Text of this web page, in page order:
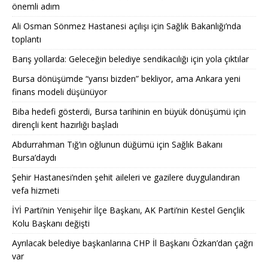
önemli adım
Ali Osman Sönmez Hastanesi açılışı için Sağlık Bakanlığı’nda
toplantı
Barış yollarda: Geleceğin belediye sendikacılığı için yola çıktılar
Bursa dönüşümde “yarısı bizden” bekliyor, ama Ankara yeni
finans modeli düşünüyor
Biba hedefi gösterdi, Bursa tarihinin en büyük dönüşümü için
dirençli kent hazırlığı başladı
Abdurrahman Tığ’ın oğlunun düğümü için Sağlık Bakanı
Bursa’daydı
Şehir Hastanesi’nden şehit aileleri ve gazilere duygulandıran
vefa hizmeti
İYİ Parti’nin Yenişehir İlçe Başkanı, AK Parti’nin Kestel Gençlik
Kolu Başkanı değişti
Ayrılacak belediye başkanlarına CHP İl Başkanı Özkan’dan çağrı
var